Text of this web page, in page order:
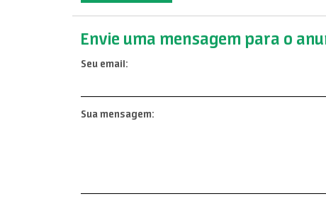
Envie uma mensagem para o
Seu email:
Sua mensagem: